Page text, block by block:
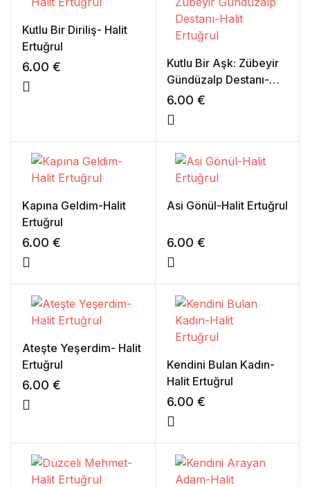
Kutlu Bir Diriliş- Halit
Ertuğrul
6.00 €
Kutlu Bir Aşk: Zübeyir
Gündüzalp Destanı-
Halit Ertuğrul
6.00 €
Kapına Geldim-Halit
Ertuğrul
6.00 €
Asi Gönül-Halit Ertuğrul
6.00 €
Ateşte Yeşerdim- Halit
Ertuğrul
6.00 €
Kendini Bulan Kadın-
Halit Ertuğrul
6.00 €